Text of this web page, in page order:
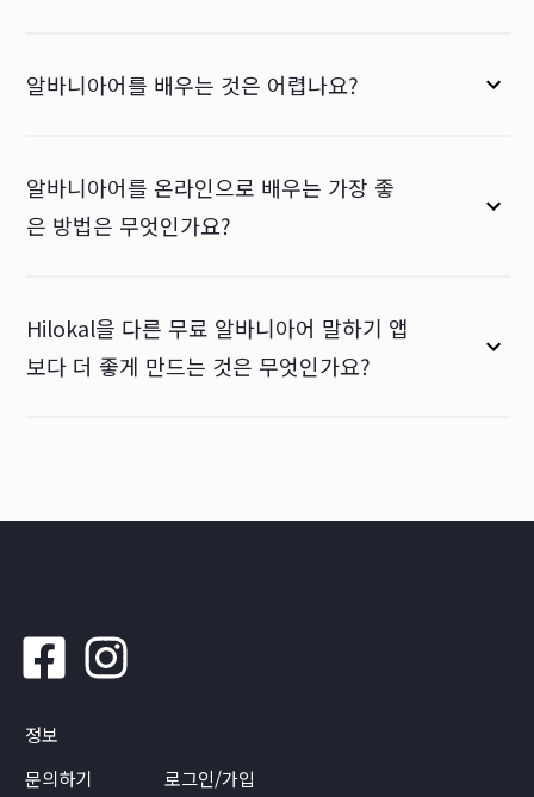
알바니아어를 배우는 것은 어렵나요?
알바니아어를 온라인으로 배우는 가장 좋
은 방법은 무엇인가요?
Hilokal을 다른 무료 알바니아어 말하기 앱
보다 더 좋게 만드는 것은 무엇인가요?
정보
문의하기
로그인/가입